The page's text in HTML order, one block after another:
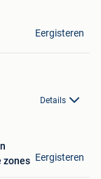
Eergisteren
Details
zones Eergisteren